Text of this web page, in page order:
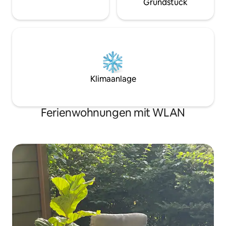
Grundstück
Klimaanlage
Ferienwohnungen mit WLAN